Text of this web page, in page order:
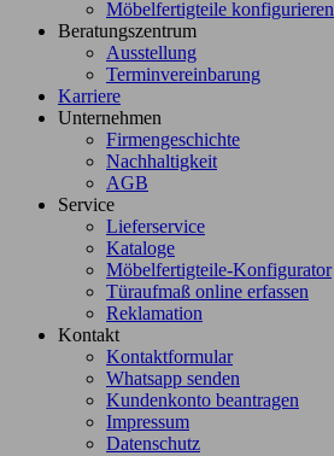
Möbelfertigteile konfigurieren
Beratungszentrum
Ausstellung
Terminvereinbarung
Karriere
Unternehmen
Firmengeschichte
Nachhaltigkeit
AGB
Service
Lieferservice
Kataloge
Möbelfertigteile-Konfigurator
Türaufmaß online erfassen
Reklamation
Kontakt
Kontaktformular
Whatsapp senden
Kundenkonto beantragen
Impressum
Datenschutz